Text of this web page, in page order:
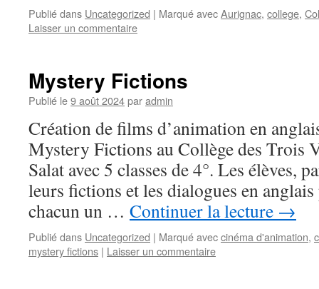
Publié dans Uncategorized | Marqué avecAurignac, college,
Laisser un commentaire
Mystery Fictions
Publié le9 août 2024paradmin
Création de films d’animation en
Mystery Fictions au Collège des Trois
Salat avec 5 classes de 4°. Les élèves,
leurs fictions et les dialogues en
chacun un … Continuer la lecture →
Publié dans Uncategorized | Marqué aveccinéma d'animation,
mystery fictions | Laisser un commentaire